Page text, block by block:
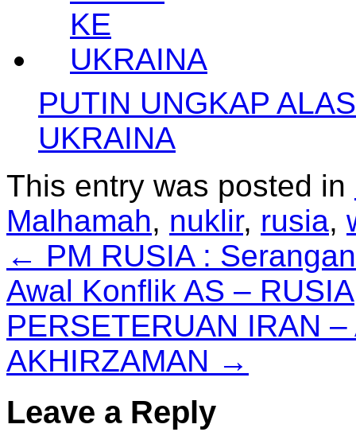
PUTIN UNGKAP
UKRAINA
This entry was posted in
Malhamah, nuklir, rusia,
← PM RUSIA :
Awal Konflik AS – RUSIA
PERSETERUAN IRAN
AKHIRZAMAN →
Leave a Reply